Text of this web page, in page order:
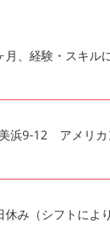
、経験・スキル
浜9-12 アメリカ
休み（シフトによ